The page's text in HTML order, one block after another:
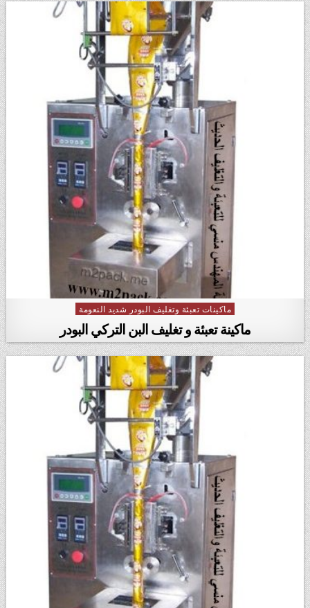
Posted in
ماكينات تعبئة وتغليف البودر شديد النعومة
ماكينة تعبئة و تغليف البن التركي البودر